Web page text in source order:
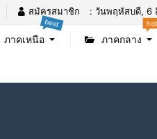
สมัครสมาชิก : วันพฤหัสบดี, 6
ภาคเหนือ
best
ภาคกลาง
hot